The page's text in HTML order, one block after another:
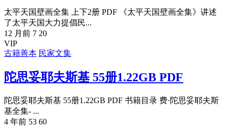
太平天国壁画全集 上下2册 PDF 《太平天国壁画全集》讲述
了太平天国大力提倡民...
12 月前 7 20
VIP
古籍善本 民家文集
陀思妥耶夫斯基 55册1.22GB PDF
陀思妥耶夫斯基 55册1.22GB PDF 书籍目录 费·陀思妥耶夫斯
基全集- ...
4 年前 53 60